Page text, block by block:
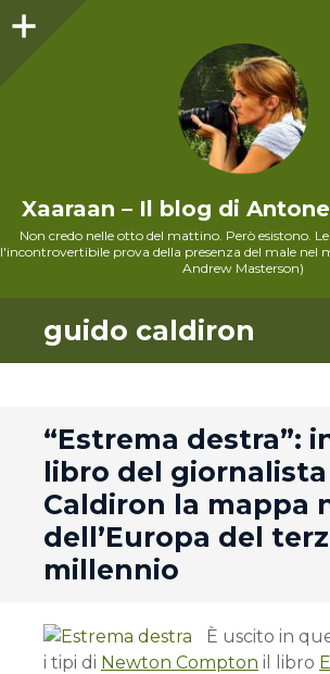
Xaaraan – Il blog di
Non credo nelle otto del mattino. Però esistono.
l'incontrovertibile prova della presenza del male nel
Andrew Masterson)
guido caldiron
“Estrema destra”:
libro del
Caldiron la mappa
dell’Europa del
millennio
È uscito in
i tipi di Newton Compton il libro